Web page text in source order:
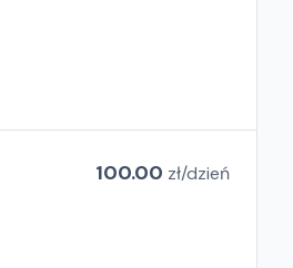
100.00 zł/dzień